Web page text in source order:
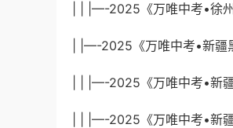
| | |—-2025《万唯中考•徐
| |—-2025《万唯中考•新
| | |—-2025《万唯中考•新
| | |—-2025《万唯中考•新